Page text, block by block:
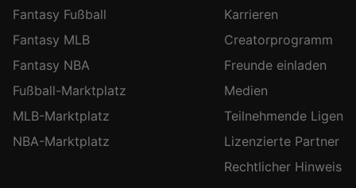
Fantasy Fußball
Fantasy MLB
Fantasy NBA
Fußball-Marktplatz
MLB-Marktplatz
NBA-Marktplatz
Karrieren
Creatorprogramm
Freunde einladen
Medien
Teilnehmende Ligen
Lizenzierte Partner
Rechtlicher Hinweis